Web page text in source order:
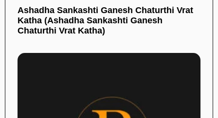
Ashadha Sankashti Ganesh Chaturthi Vrat
Katha (Ashadha Sankashti Ganesh
Chaturthi Vrat Katha)